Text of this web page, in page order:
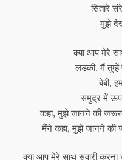
सितारे
मुझे
क्या आप मेरे
लड़की, मैं तुम्हें
बेबी,
समुद्र में
कहा, मुझे जानने की
मैंने कहा, मुझे जानने की
क्या आप मेरे साथ सवारी करना